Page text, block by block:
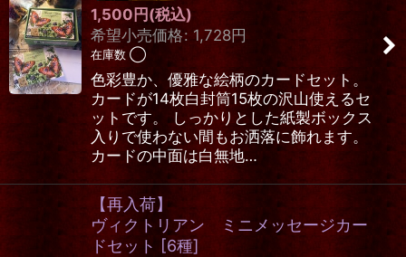
1,500 円 (税込)
希望小売価格: 1,728円
在庫数 ◯
色彩豊か、優雅な絵柄のカードセット。
カードが14枚白封筒15枚の沢山使えるセ
ットです。 しっかりとした紙製ボックス
入りで使わない間もお洒落に飾れます。
カードの中面は白無地…
【再入荷】
ヴィクトリアン ミニメッセージカー
ドセット [6種]